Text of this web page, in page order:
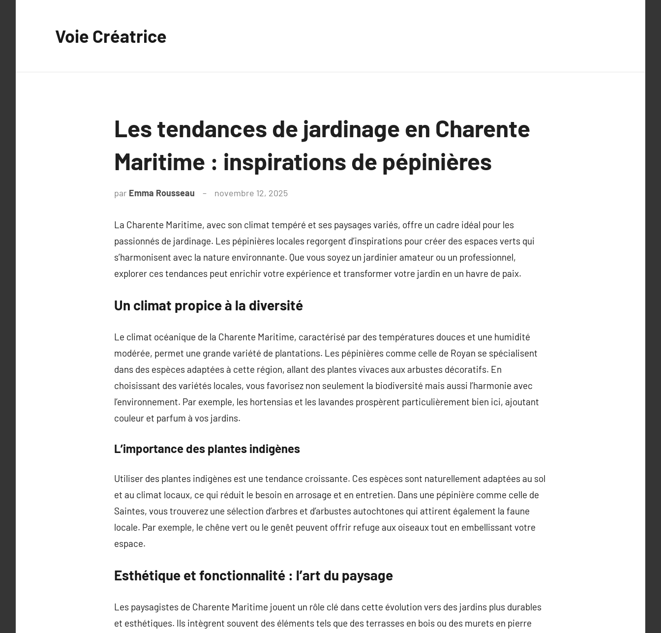
Voie Créatrice
Les tendances de jardinage en Charente
Maritime : inspirations de pépinières
par Emma Rousseau novembre 12, 2025
La Charente Maritime, avec son climat tempéré et ses paysages variés, offre un cadre idéal pour les
passionnés de jardinage. Les pépinières locales regorgent d’inspirations pour créer des espaces verts qui
s’harmonisent avec la nature environnante. Que vous soyez un jardinier amateur ou un professionnel,
explorer ces tendances peut enrichir votre expérience et transformer votre jardin en un havre de paix.
Un climat propice à la diversité
Le climat océanique de la Charente Maritime, caractérisé par des températures douces et une humidité
modérée, permet une grande variété de plantations. Les pépinières comme celle de Royan se spécialisent
dans des espèces adaptées à cette région, allant des plantes vivaces aux arbustes décoratifs. En
choisissant des variétés locales, vous favorisez non seulement la biodiversité mais aussi l’harmonie avec
l’environnement. Par exemple, les hortensias et les lavandes prospèrent particulièrement bien ici, ajoutant
couleur et parfum à vos jardins.
L’importance des plantes indigènes
Utiliser des plantes indigènes est une tendance croissante. Ces espèces sont naturellement adaptées au sol
et au climat locaux, ce qui réduit le besoin en arrosage et en entretien. Dans une pépinière comme celle de
Saintes, vous trouverez une sélection d’arbres et d’arbustes autochtones qui attirent également la faune
locale. Par exemple, le chêne vert ou le genêt peuvent offrir refuge aux oiseaux tout en embellissant votre
espace.
Esthétique et fonctionnalité : l’art du paysage
Les paysagistes de Charente Maritime jouent un rôle clé dans cette évolution vers des jardins plus durables
et esthétiques. Ils intègrent souvent des éléments tels que des terrasses en bois ou des murets en pierre